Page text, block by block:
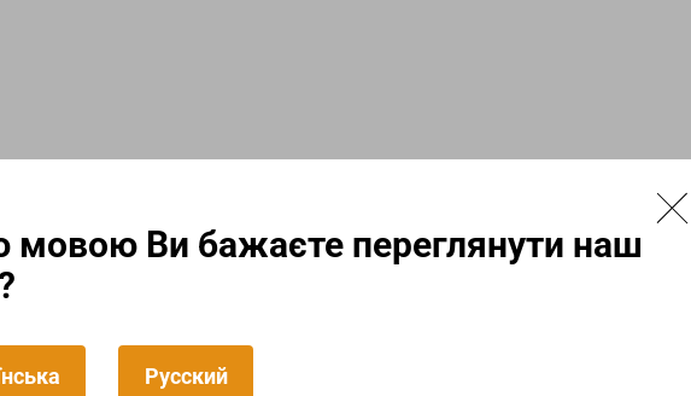
мовою Ви бажаєте переглянути наш
Русский
місць.
– його потрібно пред'явити водієві при посадці. Можна